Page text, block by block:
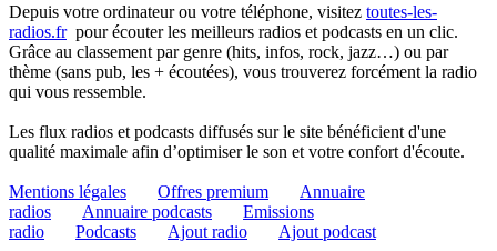
Depuis votre ordinateur ou votre téléphone, visitez toutes-les-
radios.frpour écouter les meilleurs radios et podcasts en un clic.
Grâce au classement par genre (hits, infos, rock, jazz…) ou par
thème (sans pub, les + écoutées), vous trouverez forcément la radio
qui vous ressemble.
Les flux radios et podcasts diffusés sur le site bénéficient d'une
qualité maximale afin d’optimiser le son et votre confort d'écoute.
Mentions légales Offres premium
Annuaire
radios
Annuaire podcasts
Emissions
radio
Podcasts Ajout radio Ajout podcast